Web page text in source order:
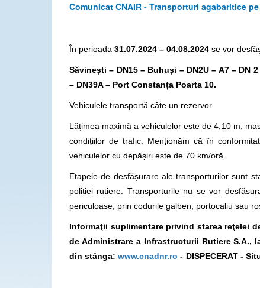
Comunicat CNAIR - Transporturi agabaritice
În perioada 31.07.2024 – 04.08.2024 se vor
Săvinești – DN15 – Buhuși – DN2U – A7 – DN
– DN39A – Port Constanța Poarta 10.
Vehiculele transportă câte un rezervor.
Lățimea maximă a vehiculelor este de 4,10 m,
condițiilor de trafic. Menționăm că în
vehiculelor cu depășiri este de 70 km/oră.
Etapele de desfășurare ale transporturilor sunt
poliției rutiere. Transporturile nu se vor
periculoase, prin codurile galben, portocaliu sau
Informaţii suplimentare privind starea reţelei
de Administrare a Infrastructurii Rutiere S.A.,
din stânga:www.cnadnr.ro - DISPECERAT -